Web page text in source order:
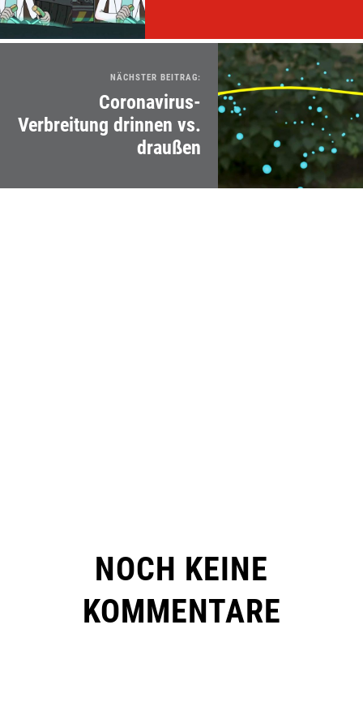
NÄCHSTER BEITRAG:
Coronavirus-
Verbreitung drinnen vs.
draußen
NOCH KEINE
KOMMENTARE